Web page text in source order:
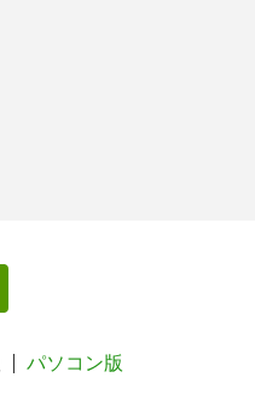
パソコン版